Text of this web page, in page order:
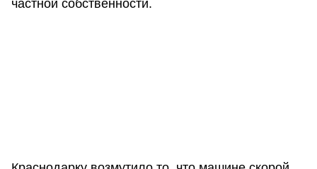
частной собственности.